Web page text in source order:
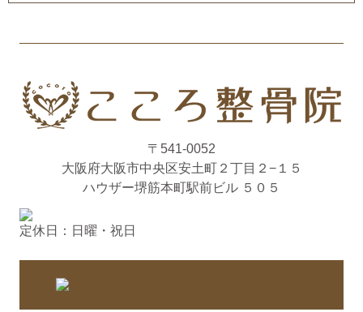
〒541-0052
大阪府大阪市中央区安土町２丁目２−１５
ハウザー堺筋本町駅前ビル ５０５
定休日：日曜・祝日